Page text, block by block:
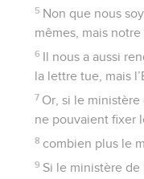
5 Non que nous
mêmes, mais
6 Il nous a aussi
la lettre tue, mais
7 Or, si le ministère
ne pouvaient fixer
8 combien plus le
9 Si le ministère